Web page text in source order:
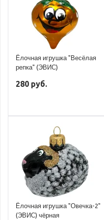
Ёлочная игрушка "Весёлая
репка" (ЭВИС)
280 руб.
Ёлочная игрушка "Овечка-2"
(ЭВИС) чёрная